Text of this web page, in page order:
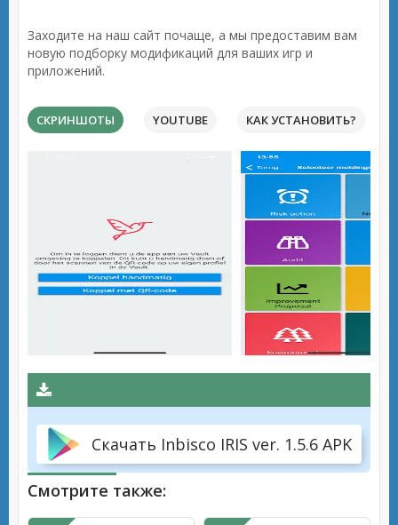
Заходите на наш сайт почаще, а мы предоставим вам
новую подборку модификаций для ваших игр и
приложений.
СКРИНШОТЫ YOUTUBE КАК УСТАНОВИТЬ?
Скачать Inbisco IRIS ver. 1.5.6 APK
Смотрите также: